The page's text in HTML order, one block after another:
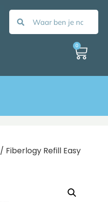
0
/ Fiberlogy Refill Easy